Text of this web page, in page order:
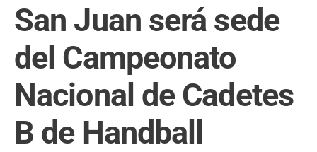
San Juan será sede
del Campeonato
Nacional de Cadetes
B de Handball